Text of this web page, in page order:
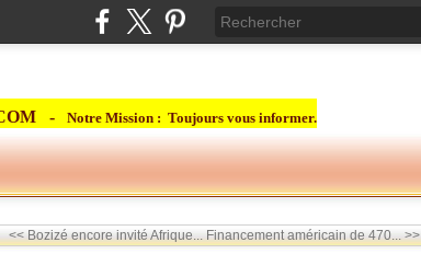
- Notre Mission : Toujours vous informer.
<< Bozizé encore invité Afrique... Financement américain de 470... >>